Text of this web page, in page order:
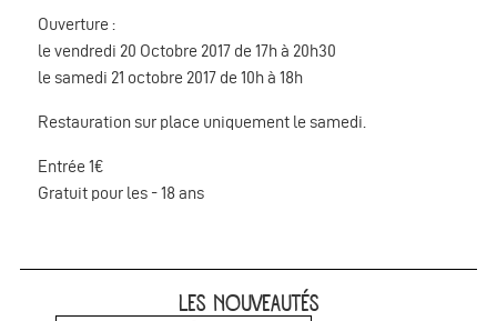
Ouverture :
le vendredi 20 Octobre 2017 de 17h à 20h30
le samedi 21 octobre 2017 de 10h à 18h
Restauration sur place uniquement le samedi.
Entrée 1€
Gratuit pour les - 18 ans
LES NOUVEAUTÉS